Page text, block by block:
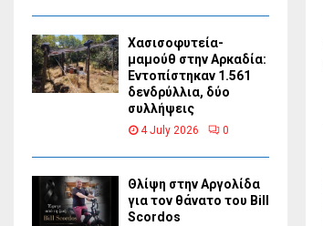
Χασισοφυτεία-
μαμούθ στην Αρκαδία:
Εντοπίστηκαν 1.561
δενδρύλλια, δύο
συλλήψεις
4 July 2026 0
Θλίψη στην Αργολίδα
για τον θάνατο του Bill
Scordos